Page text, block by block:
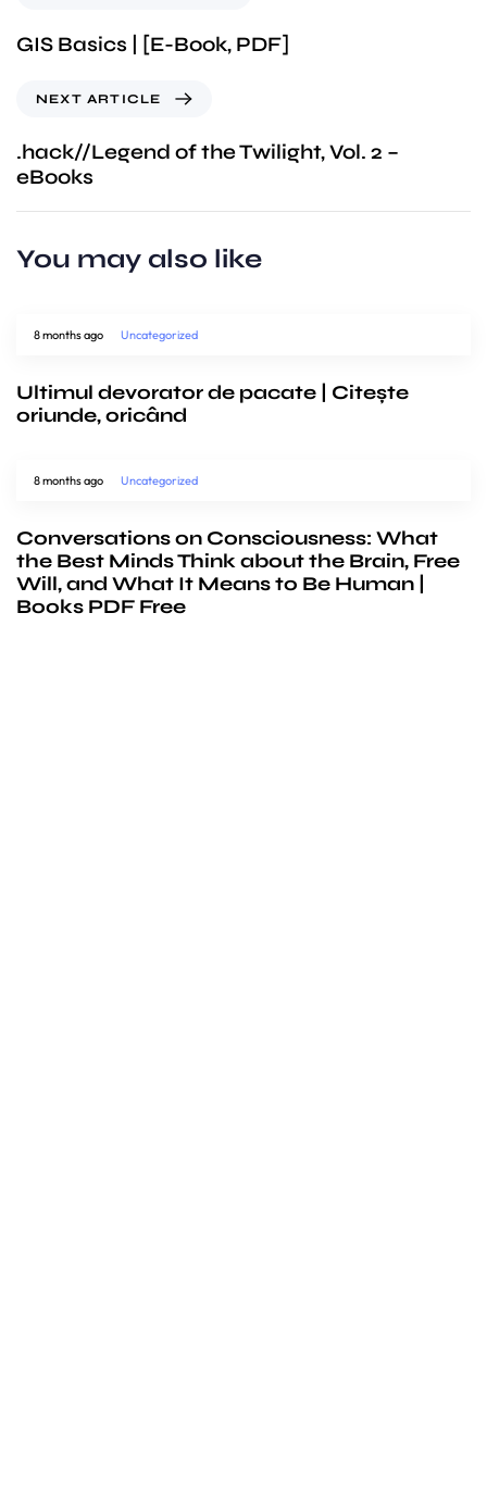
GIS Basics | [E-Book, PDF]
NEXT ARTICLE
.hack//Legend of the Twilight, Vol. 2 –
eBooks
You may also like
8 months ago Uncategorized
Ultimul devorator de pacate | Citește
oriunde, oricând
8 months ago Uncategorized
Conversations on Consciousness: What
the Best Minds Think about the Brain, Free
Will, and What It Means to Be Human |
Books PDF Free